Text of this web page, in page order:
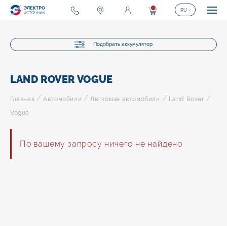
Подобрать аккумулятор
LAND ROVER VOGUE
Главная /Автомобили /Легковые автомобили / Land Rover /
Vogue
По вашему запросу ничего не найдено
0 RU